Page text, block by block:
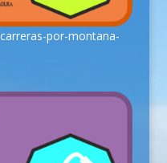
por-montana-